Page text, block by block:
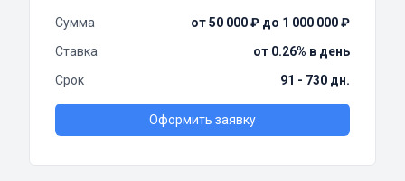
Сумма
от 50 000 ₽ до 1 000 000 ₽
Ставка
от 0.26% в день
Срок
91 - 730 дн.
Оформить заявку